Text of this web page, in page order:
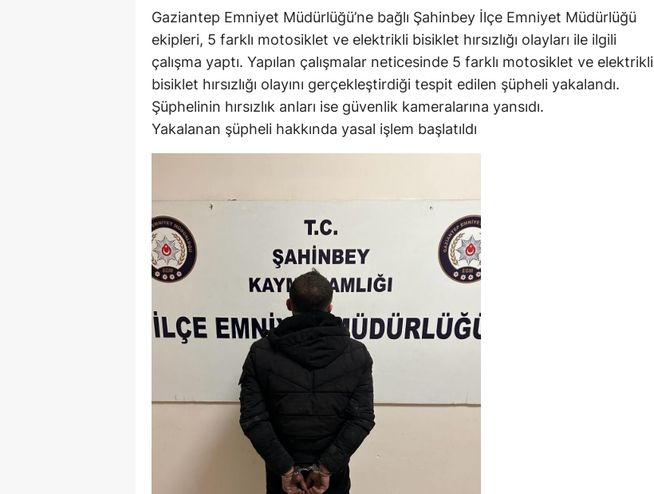
Gaziantep Emniyet Müdürlüğü’ne bağlı Şahinbey İlçe Emniyet Müdürlüğü
ekipleri, 5 farklı motosiklet ve elektrikli bisiklet hırsızlığı olayları ile ilgili
çalışma yaptı. Yapılan çalışmalar neticesinde 5 farklı motosiklet ve elektrikli
bisiklet hırsızlığı olayını gerçekleştirdiği tespit edilen şüpheli yakalandı.
Şüphelinin hırsızlık anları ise güvenlik kameralarına yansıdı.
Yakalanan şüpheli hakkında yasal işlem başlatıldı